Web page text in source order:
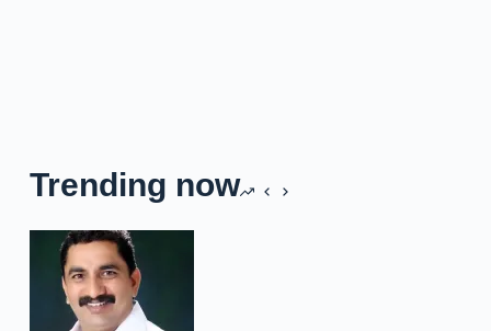
Trending now